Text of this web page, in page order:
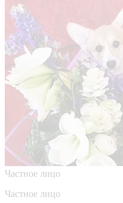
Частное лицо
Частное лицо